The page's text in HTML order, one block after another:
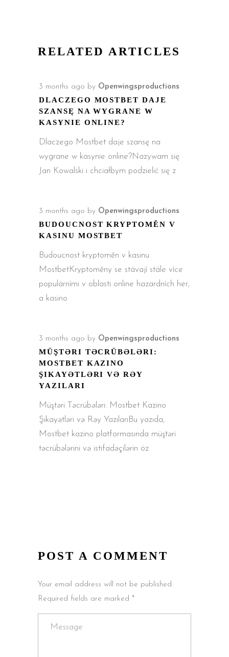
RELATED ARTICLES
3 months ago by Openwingsproductions
DLACZEGO MOSTBET DAJE
SZANSĘ NA WYGRANE W
KASYNIE ONLINE?
Dlaczego Mostbet daje szansę na
wygrane w kasynie online?Nazywam się
Jan Kowalski i chciałbym podzielić się z
3 months ago by Openwingsproductions
BUDOUCNOST KRYPTOMĚN V
KASINU MOSTBET
Budoucnost kryptoměn v kasinu
MostbetKryptoměny se stávají stále více
populárními v oblasti online hazardních her,
a kasino
3 months ago by Openwingsproductions
MÜŞTƏRI TƏCRÜBƏLƏRI:
MOSTBET KAZINO
ŞIKAYƏTLƏRI VƏ RƏY
YAZILARI
Müştəri Təcrübələri: Mostbet Kazino
Şikayətləri və Rəy YazılarıBu yazıda,
Mostbet kazino platformasında müştəri
təcrübələrini və istifadəçilərin öz
POST A COMMENT
Your email address will not be published.
Required fields are marked *